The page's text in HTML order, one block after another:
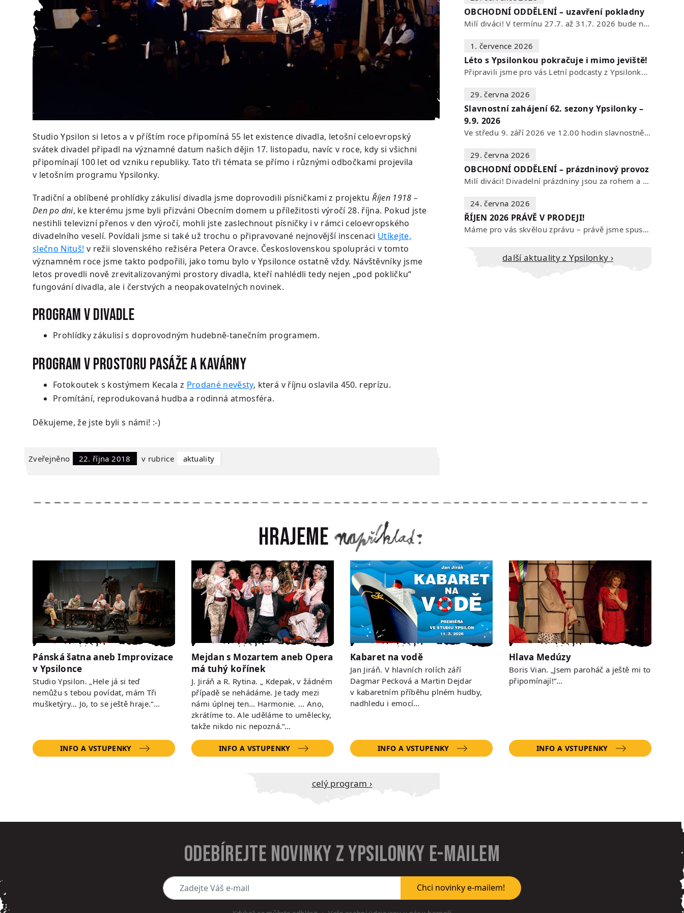
Studio Ypsilon si letos a v příštím roce připomíná 55 let existence divadla, letošní celoevropský
svátek divadel připadl na významné datum našich dějin 17. listopadu, navíc v roce, kdy si všichni
připomínají 100 let od vzniku republiky. Tato tři témata se přímo i různými odbočkami projevila
v letošním programu Ypsilonky.
Tradiční a oblíbené prohlídky zákulisí divadla jsme doprovodili písničkami z projektuŘíjen 1918 –
Den po dni, ke kterému jsme byli přizváni Obecním domem u příležitosti výročí 28. října. Pokud jste
nestihli televizní přenos v den výročí, mohli jste zaslechnout písničky i v rámci celoevropského
divadelního veselí. Povídali jsme si také už trochu o připravované nejnovější inscenaci Utíkejte,
slečno Nituš! v režii slovenského režiséra Petera Oravce. Československou spolupráci v tomto
významném roce jsme takto podpořili, jako tomu bylo v Ypsilonce ostatně vždy. Návštěvníky jsme
letos provedli nově zrevitalizovanými prostory divadla, kteří nahlédli tedy nejen „pod pokličku“
fungování divadla, ale i čerstvých a neopakovatelných novinek.
PROGRAM V DIVADLE
Prohlídky zákulisí s doprovodným hudebně-tanečním programem.
PROGRAM V PROSTORU PASÁŽE A KAVÁRNY
Fotokoutek s kostýmem Kecala z Prodané nevěsty, která v říjnu oslavila 450. reprízu.
Promítání, reprodukovaná hudba a rodinná atmosféra.
Děkujeme, že jste byli s námi! :-)
Zveřejněno 22. října 2018 v rubrice Aktuality
OBCHODNÍ ODDĚLENÍ – uzavření pokladny
Milí diváci! V termínu 27.7. až 31.7. 2026 bude naše POKLADNA z technických…
1. července 2026
Léto s Ypsilonkou pokračuje i mimo jeviště!
Připravili jsme pro vás Letní podcasty z Ypsilonky – novou sérii rozhovorů s…
29. června 2026
Slavnostní zahájení 62. sezony Ypsilonky –
9.9. 2026
Ve středu 9. září 2026 ve 12.00 hodin slavnostně zahájíme novou divadelní…
29. června 2026
OBCHODNÍ ODDĚLENÍ – prázdninový provoz
Milí diváci! Divadelní prázdniny jsou za rohem a s nimi se mění i otevírací…
24. června 2026
ŘÍJEN 2026 PRÁVĚ V PRODEJI!
Máme pro vás skvělou zprávu – právě jsme spustili prodej vstupenek na říjen…
Další aktuality z Ypsilonky ›
Hrajeme
Pánská šatna aneb Improvizace
v Ypsilonce
Studio Ypsilon. „Hele já si teď
nemůžu s tebou povídat, mám Tři
mušketýry… Jo, to se ještě hraje.“…
INFO A VSTUPENKY
Mejdan s Mozartem aneb Opera
má tuhý kořínek
J. Jiráň a R. Rytina. „ Kdepak, v žádném
případě se nehádáme. Je tady mezi
námi úplnej ten… Harmonie. … Ano,
zkrátíme to. Ale uděláme to umělecky,
takže nikdo nic nepozná.“…
INFO A VSTUPENKY
Kabaret na vodě
Jan Jiráň. V hlavních rolích září
Dagmar Pecková a Martin Dejdar
v kabaretním příběhu plném hudby,
nadhledu i emocí…
INFO A VSTUPENKY
Hlava Medúzy
Boris Vian. „Jsem paroháč a ještě mi to
připomínají!“…
INFO A VSTUPENKY
Celý program ›
Odebírejte novinky z Ypsilonky e-mailem
Zadejte Váš e-mail
Chci novinky e-mailem!